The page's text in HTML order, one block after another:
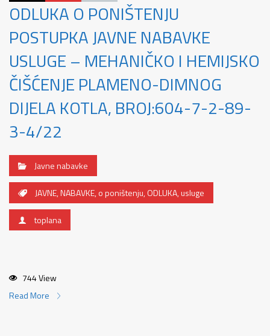
ODLUKA O PONIŠTENJU
POSTUPKA JAVNE NABAVKE
USLUGE – MEHANIČKO I HEMIJSKO
ČIŠĆENJE PLAMENO-DIMNOG
DIJELA KOTLA, BROJ:604-7-2-89-
3-4/22
Javne nabavke
JAVNE,NABAVKE,o poništenju,ODLUKA,usluge
toplana
744 View
Read More